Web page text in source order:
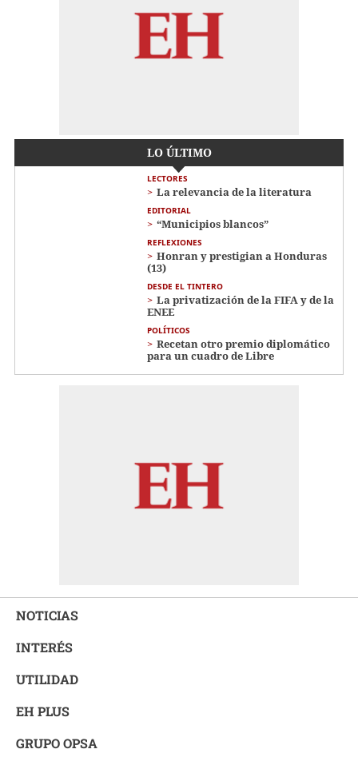
LO ÚLTIMO
LECTORES
La relevancia de la literatura
EDITORIAL
“Municipios blancos”
REFLEXIONES
Honran y prestigian a Honduras
(13)
DESDE EL TINTERO
La privatización de la FIFA y de la
ENEE
POLÍTICOS
Recetan otro premio diplomático
para un cuadro de Libre
NOTICIAS
INTERÉS
UTILIDAD
EH PLUS
GRUPO OPSA